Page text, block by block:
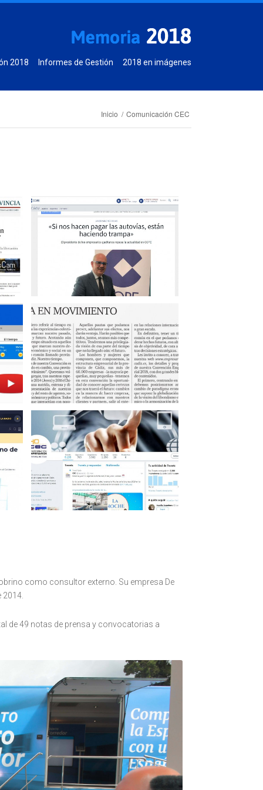
2018 Informes de Gestión 2018 en imágenes
Inicio / Comunicación CEC
como consultor externo. Su empresa De
de 49 notas de prensa y convocatorias a